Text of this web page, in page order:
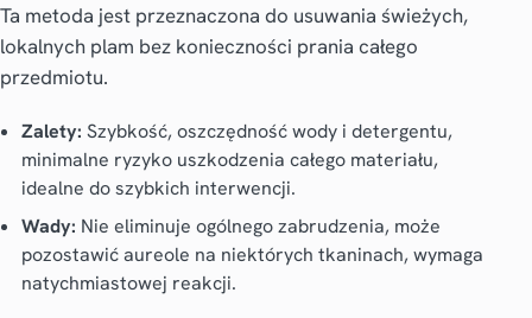
Ta metoda jest przeznaczona do usuwania świeżych,
lokalnych plam bez konieczności prania całego
przedmiotu.
Zalety: Szybkość, oszczędność wody i detergentu,
minimalne ryzyko uszkodzenia całego materiału,
idealne do szybkich interwencji.
Wady: Nie eliminuje ogólnego zabrudzenia, może
pozostawić aureole na niektórych tkaninach, wymaga
natychmiastowej reakcji.